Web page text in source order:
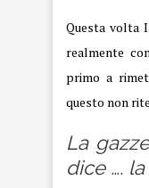
Questa volta
realmente
primo a
questo non
La
dice ….